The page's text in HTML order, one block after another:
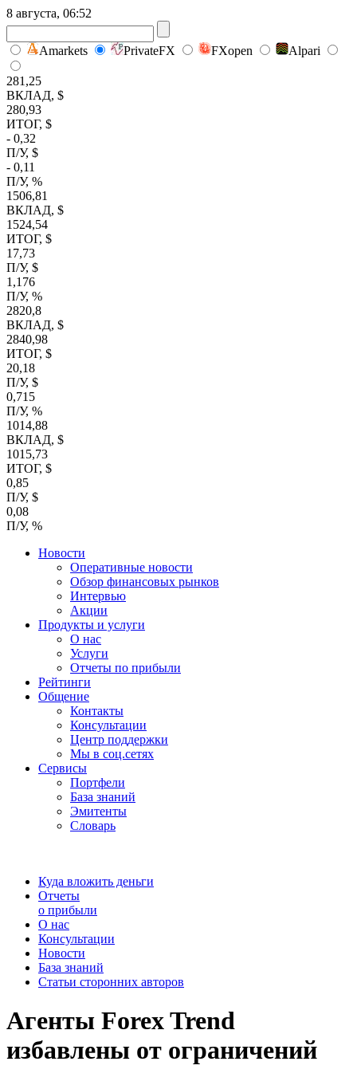
8 августа, 06:52
Amarkets PrivateFX FXopen Alpari
281,25
ВКЛАД, $
280,93
ИТОГ, $
- 0,32
П/У, $
- 0,11
П/У, %
1506,81
ВКЛАД, $
1524,54
ИТОГ, $
17,73
П/У, $
1,176
П/У, %
2820,8
ВКЛАД, $
2840,98
ИТОГ, $
20,18
П/У, $
0,715
П/У, %
1014,88
ВКЛАД, $
1015,73
ИТОГ, $
0,85
П/У, $
0,08
П/У, %
Новости
Оперативные новости
Обзор финансовых рынков
Интервью
Акции
Продукты и услуги
О нас
Услуги
Отчеты по прибыли
Рейтинги
Общение
Контакты
Консультации
Центр поддержки
Мы в соц.сетях
Сервисы
Портфели
База знаний
Эмитенты
Словарь
Куда вложить деньги
Отчеты
о прибыли
О нас
Консультации
Новости
База знаний
Статьи сторонних авторов
Агенты Forex Trend
избавлены от ограничений